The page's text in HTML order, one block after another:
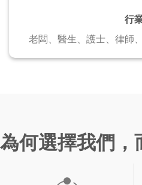
行
老闆、醫生、護士、 律師
為何選擇我們，